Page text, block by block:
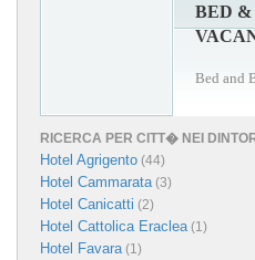
BED &
Bed and
RICERCA PER CITT� NEI
Hotel Agrigento (44)
Hotel Cammarata(3)
Hotel Canicatti (2)
Hotel Cattolica Eraclea(1)
Hotel Favara(1)